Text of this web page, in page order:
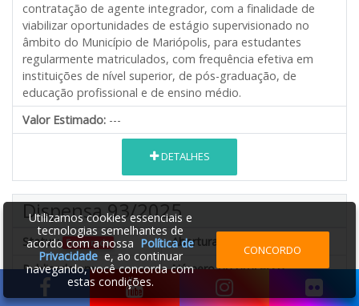
contratação de agente integrador, com a finalidade de
viabilizar oportunidades de estágio supervisionado no
âmbito do Município de Mariópolis, para estudantes
regularmente matriculados, com frequência efetiva em
instituições de nível superior, de pós-graduação, de
educação profissional e de ensino médio.
Valor Estimado: ---
DETALHES
Dispensa 93/2025
Status: Encerrada Abertura:
Publicado em:
18/11/2025
Número do processo:
0093/2025
Utilizamos cookies essenciais e
tecnologias semelhantes de
acordo com a nossa Política de
Privacidadee, ao continuar
navegando, você concorda com
estas condições.
CONCORDO